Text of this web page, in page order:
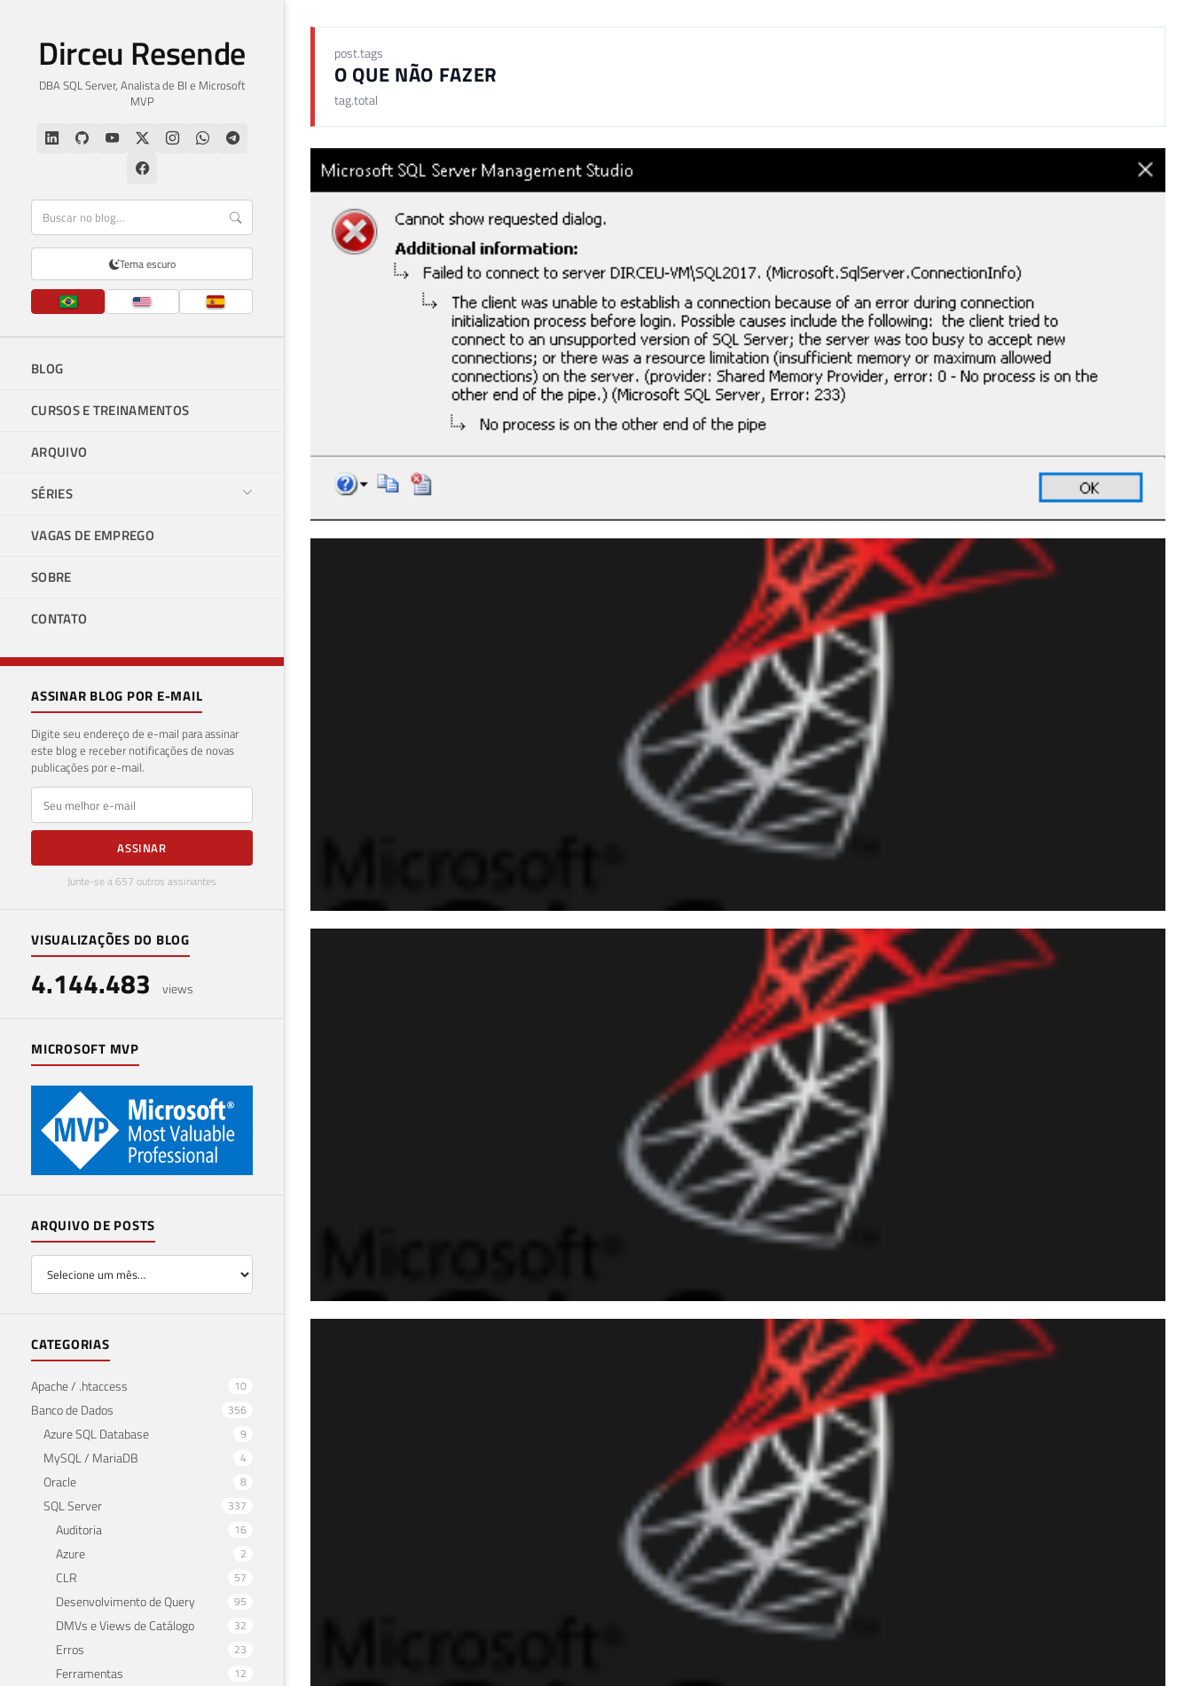
Dirceu Resende
DBA SQL Server, Analista de BI e Microsoft
MVP
Tema escuro
BLOG
CURSOS E TREINAMENTOS
ARQUIVO
SÉRIES
VAGAS DE EMPREGO
SOBRE
CONTATO
ASSINAR BLOG POR E-MAIL
Digite seu endereço de e-mail para assinar
este blog e receber notificações de novas
publicações por e-mail.
E-mail
ASSINAR
Junte-se a 657 outros assinantes
VISUALIZAÇÕES DO BLOG
4.144.483 views
MICROSOFT MVP
ARQUIVO DE POSTS
CATEGORIAS
Apache / .htaccess 10
Banco de Dados 356
Azure SQL Database 9
MySQL / MariaDB 4
Oracle 8
SQL Server 337
Auditoria 16
Azure 2
CLR 57
Desenvolvimento de Query 95
DMVs e Views de Catálogo 32
Erros 23
Ferramentas 12
post.tags
O QUE NÃO FAZER
tag.total
SQL Server - Alterei o Max Server Memory para 0 e agora
não consigo conectar na instância
SQL Server - O que é operação bitwise e como armazenar
vários valores na mesma coluna
SQL Server - Quando você deve utilizar ORDER BY na
consulta e quando não deve utilizar de jeito nenhum!